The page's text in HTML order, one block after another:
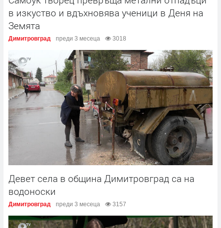
в изкуство и вдъхновява ученици в Деня на
Земята
Димитровград преди 3 месеца 3018
Девет села в община Димитровград са на
водоноски
Димитровград преди 3 месеца 3157